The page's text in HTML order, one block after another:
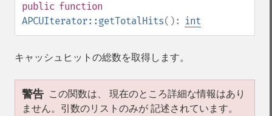
public function
APCUIterator::getTotalHits(): int
キャッシュヒットの総数を取得します。
警告 この関数は、 現在のところ詳細な情報はあり
ません。引数のリストのみが 記述されています。